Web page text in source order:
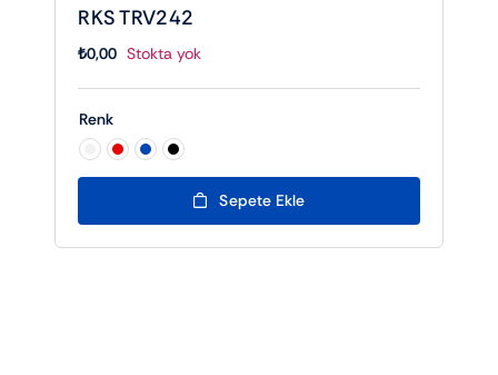
RKS TRV242
₺0,00 Stokta yok
Renk
Sepete Ekle